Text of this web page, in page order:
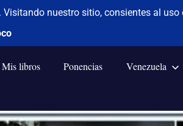
Mis libros Ponencias Venezuela